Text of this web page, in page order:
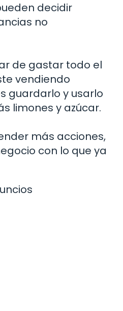
decidir
no
de gastar todo el
vendiendo
guardarlo y usarlo
limones y azúcar.
más acciones,
con lo que ya